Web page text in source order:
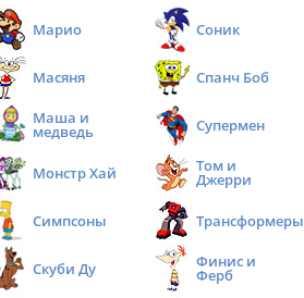
Марио
Масяня
Маша и
медведь
Монстр Хай
Симпсоны
Скуби Ду
Соник
Спанч Боб
Супермен
Том и
Джерри
Трансформеры
Финис и
Ферб